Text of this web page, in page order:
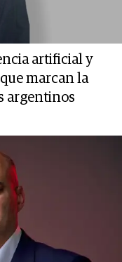
artificial y
marcan la
argentinos